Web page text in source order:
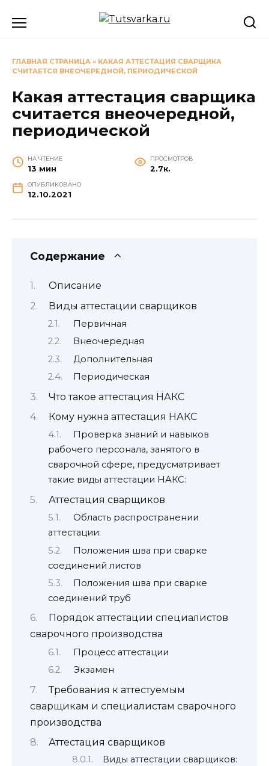
ГЛАВНАЯ СТРАНИЦА » КАКАЯ АТТЕСТАЦИЯ СВАРЩИКА
СЧИТАЕТСЯ ВНЕОЧЕРЕДНОЙ, ПЕРИОДИЧЕСКОЙ
Какая аттестация сварщика
считается внеочередной,
периодической
НА ЧТЕНИЕ
13 мин
ПРОСМОТРОВ
2.7к.
ОПУБЛИКОВАНО
12.10.2021
Содержание
Описание
Виды аттестации сварщиков
Первичная
Внеочередная
Дополнительная
Периодическая
Что такое аттестация НАКС
Кому нужна аттестация НАКС
Проверка знаний и навыков
рабочего персонала, занятого в
сварочной сфере, предусматривает
такие виды аттестации НАКС:
Аттестация сварщиков
Область распространении
аттестации:
Положения шва при сварке
соединений листов
Положения шва при сварке
соединений труб
Порядок аттестации специалистов
сварочного производства
Процесс аттестации
Экзамен
Требования к аттестуемым
сварщикам и специалистам сварочного
производства
Аттестация сварщиков
Виды аттестации сварщиков: